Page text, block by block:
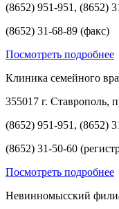
(8652) 951-951, (8652)
(8652) 31-68-89 (факс)
Посмотреть подробнее
Клиника семейного
355017 г.
(8652) 951-951, (8652)
(8652) 31-50-60
Посмотреть подробнее
Невинномысский